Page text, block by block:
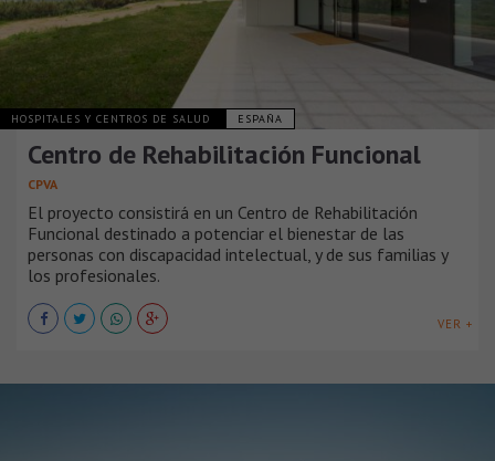
HOSPITALES Y CENTROS DE SALUD ESPAÑA
Centro de Rehabilitación Funcional
CPVA
El proyecto consistirá en un Centro de Rehabilitación
Funcional destinado a potenciar el bienestar de las
personas con discapacidad intelectual, y de sus familias y
los profesionales.
VER +